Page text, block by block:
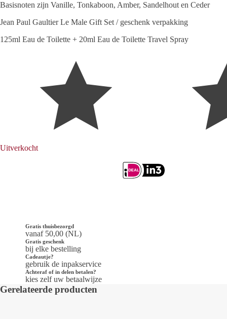
Basisnoten zijn Vanille, Tonkaboon, Amber, Sandelhout en Ceder
Jean Paul Gaultier Le Male Gift Set / geschenk verpakking
125ml Eau de Toilette + 20ml Eau de Toilette Travel Spray
Uitverkocht
Gratis thuisbezorgd
vanaf 50,00 (NL)
Gratis geschenk
bij elke bestelling
Cadeautje?
gebruik de inpakservice
Achteraf of in delen betalen?
kies zelf uw betaalwijze
Gerelateerde producten